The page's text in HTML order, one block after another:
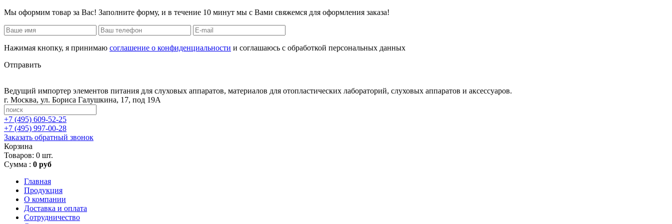
Мы оформим товар за Вас! Заполните форму, и в течение 10 минут мы с Вами свяжемся для оформления заказа!
Нажимая кнопку, я принимаю соглашение о конфиденциальности и соглашаюсь с обработкой персональных данных
Отправить
Ведущий импортер элементов питания для слуховых аппаратов, материалов для отопластических лабораторий, слуховых аппаратов и аксессуаров.
г. Москва, ул. Бориса Галушкина, 17, под 19А
+7 (495) 609-52-25
+7 (495) 997-00-28
Заказать обратный звонок
Корзина
Товаров: 0 шт.
Сумма : 0 руб
Главная
Продукция
О компании
Доставка и оплата
Сотрудничество